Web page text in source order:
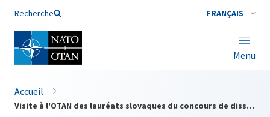
Recherche FRANÇAIS
Menu
Nom de famille*
Accueil
Visite à l'OTAN des lauréats slovaques du concours de dissertation